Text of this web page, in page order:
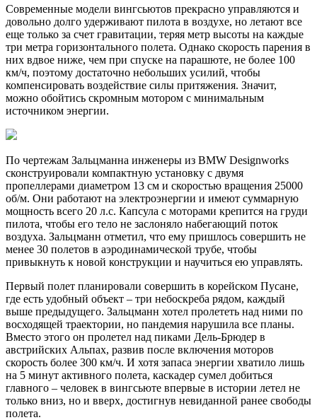
Современные модели вингсьютов прекрасно управляются и
довольно долго удерживают пилота в воздухе, но летают все
еще только за счет гравитации, теряя метр высоты на каждые
три метра горизонтального полета. Однако скорость парения в
них вдвое ниже, чем при спуске на парашюте, не более 100
км/ч, поэтому достаточно небольших усилий, чтобы
компенсировать воздействие силы притяжения. Значит,
можно обойтись скромным мотором с минимальным
источником энергии.
По чертежам Зальцманна инженеры из BMW Designworks
сконструировали компактную установку с двумя
пропеллерами диаметром 13 см и скоростью вращения 25000
об/м. Они работают на электроэнергии и имеют суммарную
мощность всего 20 л.с. Капсула с моторами крепится на груди
пилота, чтобы его тело не заслоняло набегающий поток
воздуха. Зальцманн отметил, что ему пришлось совершить не
менее 30 полетов в аэродинамической трубе, чтобы
привыкнуть к новой конструкции и научиться ею управлять.
Первый полет планировали совершить в корейском Пусане,
где есть удобный объект – три небоскреба рядом, каждый
выше предыдущего. Зальцманн хотел пролететь над ними по
восходящей траектории, но пандемия нарушила все планы.
Вместо этого он пролетел над пиками Дель-Брюдер в
австрийских Альпах, развив после включения моторов
скорость более 300 км/ч. И хотя запаса энергии хватило лишь
на 5 минут активного полета, каскадер сумел добиться
главного – человек в вингсьюте впервые в истории летел не
только вниз, но и вверх, достигнув невиданной ранее свободы
полета.